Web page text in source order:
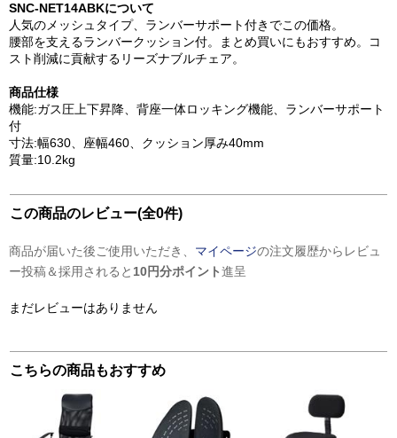
SNC-NET14ABKについて
人気のメッシュタイプ、ランバーサポート付きでこの価格。
腰部を支えるランバークッション付。まとめ買いにもおすすめ。コ
スト削減に貢献するリーズナブルチェア。
商品仕様
機能:ガス圧上下昇降、背座一体ロッキング機能、ランバーサポート
付
寸法:幅630、座幅460、クッション厚み40mm
質量:10.2kg
この商品のレビュー(全0件)
商品が届いた後ご使用いただき、 マイページの注文履歴からレビュ
ー投稿＆採用されると 10円分ポイント進呈
まだレビューはありません
こちらの商品もおすすめ